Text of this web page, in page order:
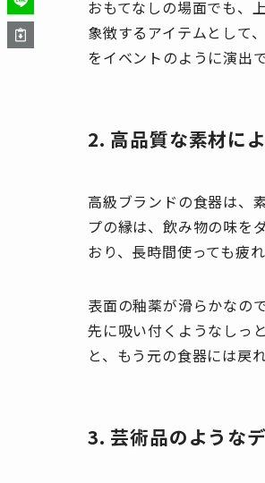
おもてなしの場面でも、
象徴するアイテムとして
をイベントのように演出
2. 高品質な素材に
高級ブランドの食器は、
プの縁は、飲み物の味を
おり、長時間使っても疲
表面の釉薬が滑らかなの
先に吸い付くようなしっ
と、もう元の食器には戻
3. 芸術品のような